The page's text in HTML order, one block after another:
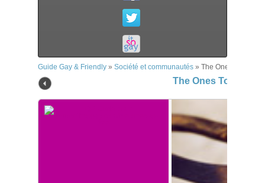
Guide Gay & Friendly » Société et communautés » The Ones To Free
The Ones To Free